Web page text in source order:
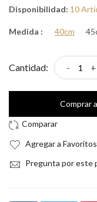
Disponibilidad: 10
Medida : 40cm
Cantidad: - +
Comprar
Agregar a Favoritos
Pregunta por este